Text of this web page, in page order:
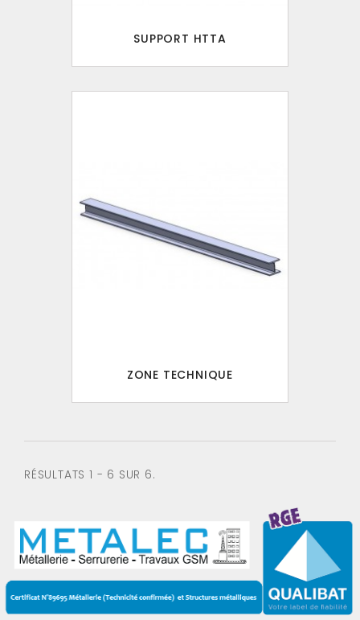
SUPPORT HTTA
ZONE TECHNIQUE
RÉSULTATS 1 - 6 SUR 6.